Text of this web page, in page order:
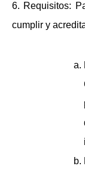
6. Requisitos:
cumplir y